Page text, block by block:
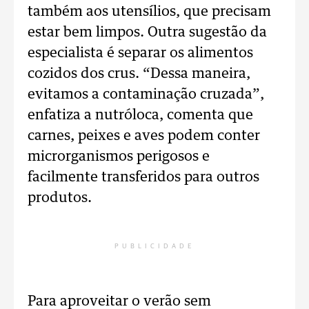
também aos utensílios, que precisam
estar bem limpos. Outra sugestão da
especialista é separar os alimentos
cozidos dos crus. “Dessa maneira,
evitamos a contaminação cruzada”,
enfatiza a nutróloca, comenta que
carnes, peixes e aves podem conter
microrganismos perigosos e
facilmente transferidos para outros
produtos.
PUBLICIDADE
Para aproveitar o verão sem